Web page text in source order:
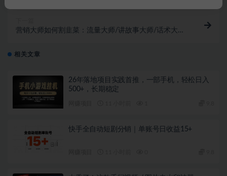
营销大师如何割韭菜：流量大师/讲故事大师/话术大师/
相关文章
26年落地项目实践首推，一部手机，轻松日入
500+，长期稳定
快手全自动短剧分销｜单账号日收益15+